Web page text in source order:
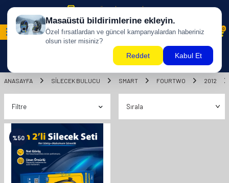
500 TL ÜZERİ KARGO BİZDEN !
0
ANASAYFA SILECEK BULUCU SMART FOURTWO 2012
Filtre
%50